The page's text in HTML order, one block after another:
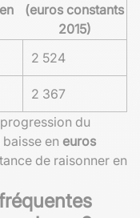
(euros constants
2015)
2 524
2 367
du
baisse en euros
de raisonner en